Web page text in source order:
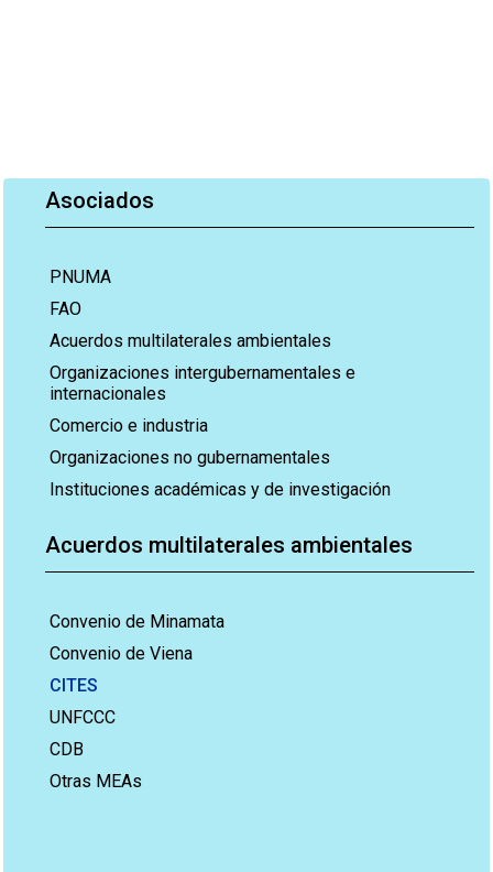
Asociados
PNUMA
FAO
Acuerdos multilaterales ambientales
Organizaciones intergubernamentales e
internacionales
Comercio e industria
Organizaciones no gubernamentales
Instituciones académicas y de investigación
Acuerdos multilaterales ambientales
Convenio de Minamata
Convenio de Viena
CITES
UNFCCC
CDB
Otras MEAs